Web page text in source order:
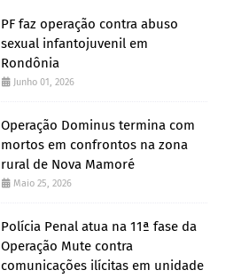
PF faz operação contra abuso
sexual infantojuvenil em
Rondônia
Junho 01, 2026
Operação Dominus termina com
mortos em confrontos na zona
rural de Nova Mamoré
Maio 25, 2026
Polícia Penal atua na 11ª fase da
Operação Mute contra
comunicações ilícitas em unidade